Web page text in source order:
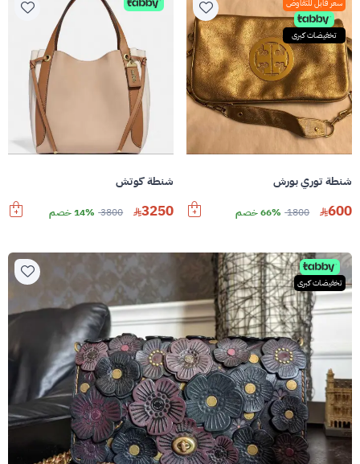
سعر قابل للتفاوض
تخفيضات كبرى
شنطة توري بورش
600
1800 66% خصم
شنطة كوتش
3250
3800 14% خصم
تخفيضات كبرى